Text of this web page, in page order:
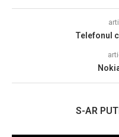
Telefonul
S-AR